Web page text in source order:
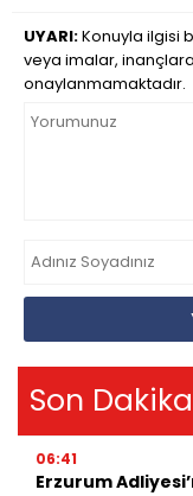
UYARI:Konuyla ilgisi
veya imalar,
onaylanmamaktadır.
Son Dakika
06:41
Erzurum